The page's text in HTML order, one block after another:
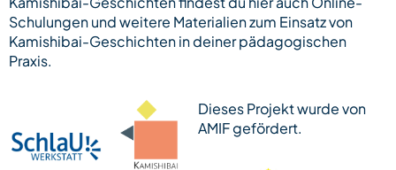
Schulungen und weitere Materialien zum Einsatz von
Kamishibai-Geschichten in deiner pädagogischen
Praxis.
Dieses Projekt wurde von
AMIF gefördert.